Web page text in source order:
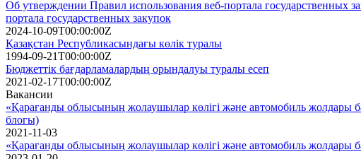
Об утверждении Правил использования веб-портала государственных
портала государственных закупок
2024-10-09T00:00:00Z
Қазақстан Республикасындағы көлiк туралы
1994-09-21T00:00:00Z
Бюджеттік бағдарламалардың орындалуы туралы есеп
2021-02-17T00:00:00Z
Вакансии
«Қарағанды облысының жолаушылар көлігі және автомобиль
блогы)
2021-11-03
«Қарағанды облысының жолаушылар көлігі және автомобиль